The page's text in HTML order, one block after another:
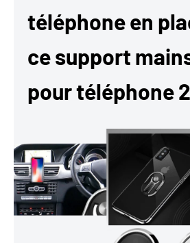
téléphone en
ce support
pour téléphone 2